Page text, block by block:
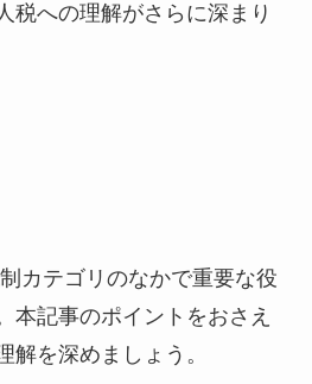
税への理解がさらに深まり
カテゴリのなかで重要な役
本記事のポイントをおさえ
解を深めましょう。